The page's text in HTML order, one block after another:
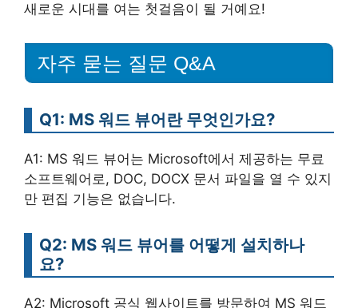
새로운 시대를 여는 첫걸음이 될 거예요!
자주 묻는 질문 Q&A
Q1: MS 워드 뷰어란 무엇인가요?
A1: MS 워드 뷰어는 Microsoft에서 제공하는 무료
소프트웨어로, DOC, DOCX 문서 파일을 열 수 있지
만 편집 기능은 없습니다.
Q2: MS 워드 뷰어를 어떻게 설치하나
요?
A2: Microsoft 공식 웹사이트를 방문하여 MS 워드